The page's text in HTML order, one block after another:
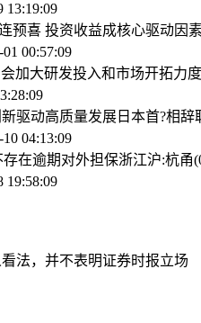
13:19:09
预喜 投资收益成核心驱动因
00:57:09
加大研发投入和市场开拓力
驱动高质量发展 日本首?相
04:13:09
在逾期对外担保浙江沪:杭甬
19:58:09
法，并不表明证券时报立场